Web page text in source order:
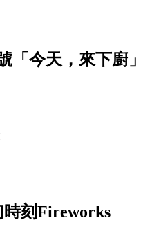
「今天，來下廚」
刻Fireworks